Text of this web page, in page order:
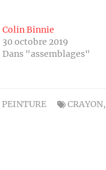
Colin Binnie
30 octobre 2019
Dans "assemblages"
PEINTURE CRAYON,